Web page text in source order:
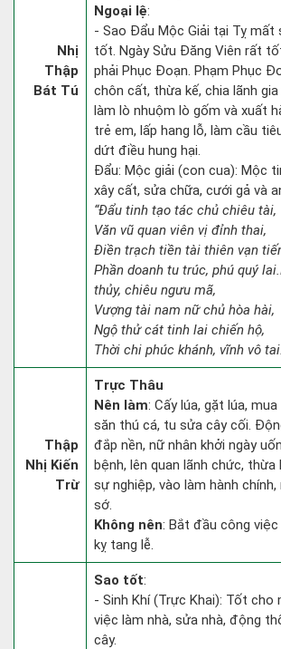
Nhị
Thập
Bát Tú
Ngoại lệ:
- Sao Đẩu Mộc Giải tại Tỵ mất
tốt. Ngày Sửu Đăng Viên rất
phải Phục Đoạn. Phạm Phục
chôn cất, thừa kế, chia lãnh
làm lò nhuộm lò gốm và xuất
trẻ em, lấp hang lỗ, làm cầu
dứt điều hung hại.
Đẩu: Mộc giải (con cua): Mộc
xây cất, sửa chữa, cưới gả và
“Đẩu tinh tạo tác chủ chiêu tài,
Văn vũ quan viên vị đỉnh thai,
Điền trạch tiền tài thiên vạn
Phần doanh tu trúc, phú quý
thủy, chiêu ngưu mã,
Vượng tài nam nữ chủ hòa hài,
Ngộ thử cát tinh lai chiến hộ,
Thời chi phúc khánh, vĩnh vô
Thập
Nhị Kiến
Trừ
Trực Thâu
Nên làm: Cấy lúa, gặt lúa,
săn thú cá, tu sửa cây cối.
đắp nền, nữ nhân khởi ngày
bệnh, lên quan lãnh chức,
sự nghiệp, vào làm hành
sớ.
Không nên: Bắt đầu công
kỵ tang lễ.
Sao tốt:
- Sinh Khí (Trực Khai): Tốt cho
việc làm nhà, sửa nhà, động
cây.